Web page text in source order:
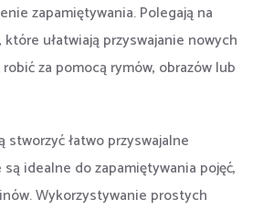
zapamiętywania. Polegają na
ułatwiają przyswajanie nowych
za pomocą rymów, obrazów lub
stworzyć łatwo przyswajalne
idealne do zapamiętywania pojęć,
Wykorzystywanie prostych